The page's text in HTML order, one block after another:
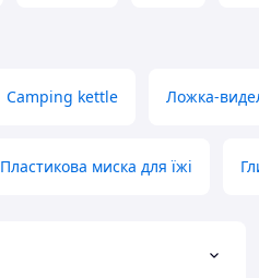
Camping kettle Ложка-
Пластикова миска для їжі